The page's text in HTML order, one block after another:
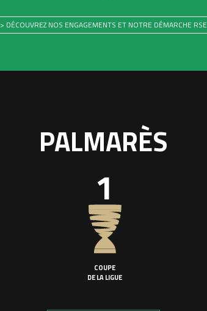
> DÉCOUVREZ NOS ENGAGEMENTS ET NOTRE DÉMARCHE RSE
PALMARÈS
1
COUPE
DE LA LIGUE